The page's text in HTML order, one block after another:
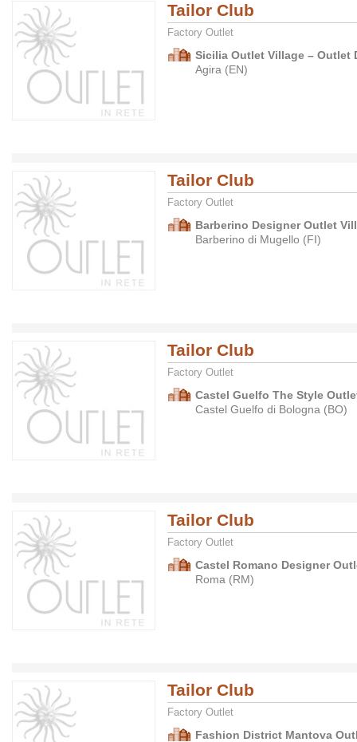
Tailor Club
Factory Outlet
Sicilia Outlet Village – Outlet
Agira (EN)
Tailor Club
Factory Outlet
Barberino Designer Outlet
Barberino di Mugello (FI)
Tailor Club
Factory Outlet
Castel Guelfo The Style
Castel Guelfo di Bologna (BO)
Tailor Club
Factory Outlet
Castel Romano Designer
Roma (RM)
Tailor Club
Factory Outlet
Fashion District Mantova